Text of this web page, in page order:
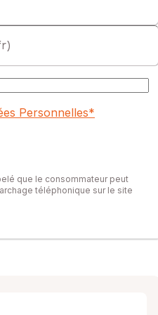
Personnelles*
que le consommateur peut
téléphonique sur le site